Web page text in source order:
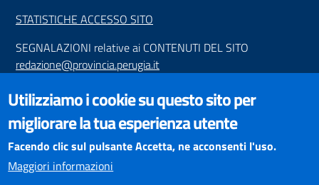
STATISTICHE ACCESSO SITO
SEGNALAZIONI relative ai CONTENUTI DEL SITO
redazione@provincia.perugia.it
VISUALIZZAZIONE CONTENUTI
Il sito internet della Provincia di Perugia è ottimizzato per
essere visualizzato dai principali browser aggiornati. L'uso di
browser non aggiornati può creare problemi di visualizzazione
dei contenuti.
Utilizziamo i cookie su questo sito per
migliorare la tua esperienza utente
Facendo clic sul pulsante Accetta, ne acconsenti l'uso.
Maggiori informazioni